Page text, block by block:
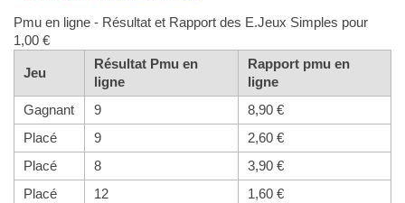
Pmu en ligne - Résultat et Rapport des E.Jeux Simples pour
1,00 €
Jeu
Résultat Pmu en
ligne
Rapport pmu en
ligne
Gagnant
9
8,90 €
Placé
9
2,60 €
Placé
8
3,90 €
Placé
12 1,60 €